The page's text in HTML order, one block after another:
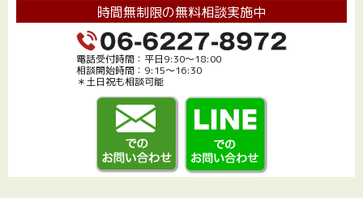
時間無制限の無料相談実施中
電話受付時間：平日9:30～18:00
相談開始時間：9:15～16:30
＊土日祝も相談可能